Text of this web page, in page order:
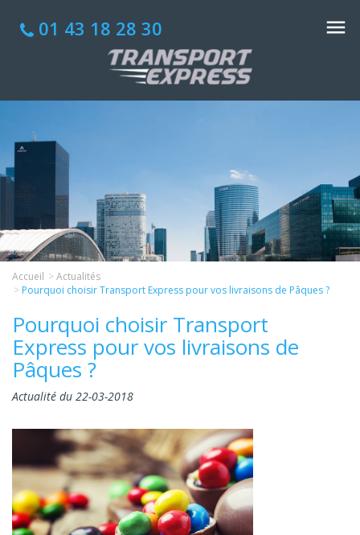
01 43 18 28 30
Accueil
Actualités
Pourquoi choisir Transport Express pour vos livraisons de Pâques ?
Pourquoi choisir Transport
Express pour vos livraisons de
Pâques ?
Actualité du 22-03-2018